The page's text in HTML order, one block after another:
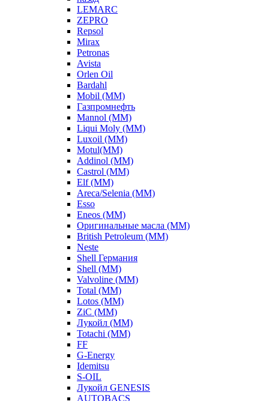
LEMARC
ZEPRO
Repsol
Mirax
Petronas
Avista
Orlen Oil
Bardahl
Mobil (ММ)
Газпромнефть
Mannol (ММ)
Liqui Moly (ММ)
Luxoil (ММ)
Motul(ММ)
Addinol (ММ)
Castrol (ММ)
Elf (ММ)
Areca/Selenia (ММ)
Esso
Eneos (ММ)
Оригинальные масла (ММ)
British Petroleum (ММ)
Neste
Shell Германия
Shell (ММ)
Valvoline (ММ)
Total (ММ)
Lotos (ММ)
ZiC (ММ)
Лукойл (ММ)
Totachi (MM)
FF
G-Energy
Idemitsu
S-OIL
Лукойл GENESIS
AUTOBACS